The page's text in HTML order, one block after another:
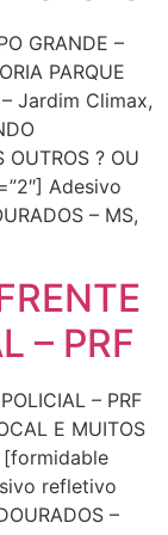
GRANDE –
PARQUE
– Jardim Climax,
OUTROS ? OU
Adesivo
– MS,
– PRF
– PRF
E MUITOS
[formidable
refletivo
–